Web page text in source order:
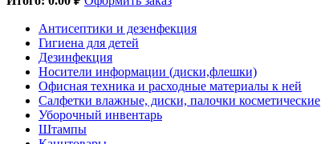
Антисептики и дезенфекция
Гигиена для детей
Дезинфекция
Носители информации (диски,флешки)
Офисная техника и расходные материалы к ней
Салфетки влажные, диски, палочки косметические
Уборочный инвентарь
Штампы